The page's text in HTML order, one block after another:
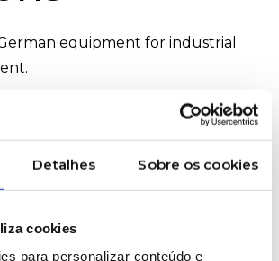
Detalhes Sobre os cookies
cookies
para personalizar conteúdo e
equipment for industrial
#Water #WaterTreatment
LIKE MORE INFORMATION
PRODUCT?